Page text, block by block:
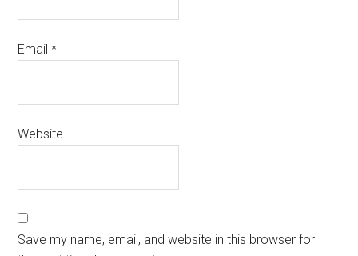
Email*
Website
Save my name, email, and website in this browser for